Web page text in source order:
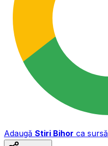
Adaugă Stiri Bihor ca sursă